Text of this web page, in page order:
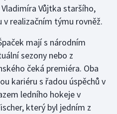
Vůjtka staršího,
realizačním týmu rovněž.
mají s národním
sezony nebo z
čeká premiéra. Oba
kariéru s řadou úspěchů v
ledního hokeje v
který byl jedním z